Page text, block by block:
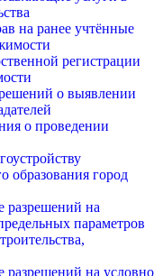
на ранее учтённые
регистрации
о выявлении
о проведении
образования город
разрешений на
параметров
разрешений на условно